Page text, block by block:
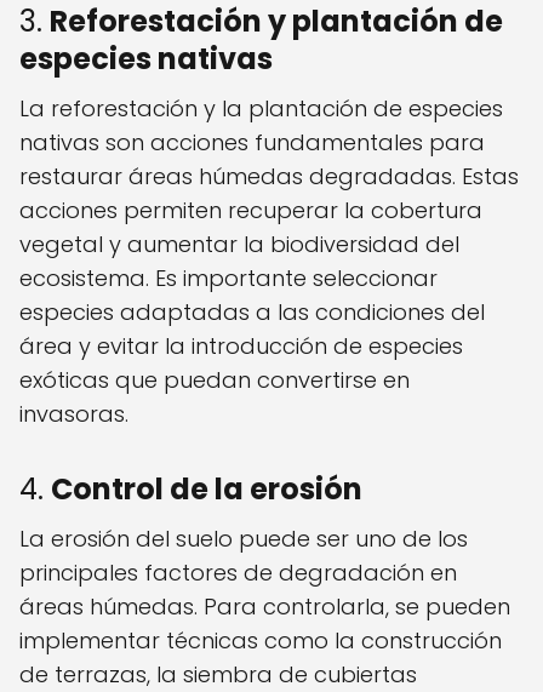
3. Reforestación y plantación de
especies nativas
La reforestación y la plantación de especies
nativas son acciones fundamentales para
restaurar áreas húmedas degradadas. Estas
acciones permiten recuperar la cobertura
vegetal y aumentar la biodiversidad del
ecosistema. Es importante seleccionar
especies adaptadas a las condiciones del
área y evitar la introducción de especies
exóticas que puedan convertirse en
invasoras.
4. Control de la erosión
La erosión del suelo puede ser uno de los
principales factores de degradación en
áreas húmedas. Para controlarla, se pueden
implementar técnicas como la construcción
de terrazas, la siembra de cubiertas